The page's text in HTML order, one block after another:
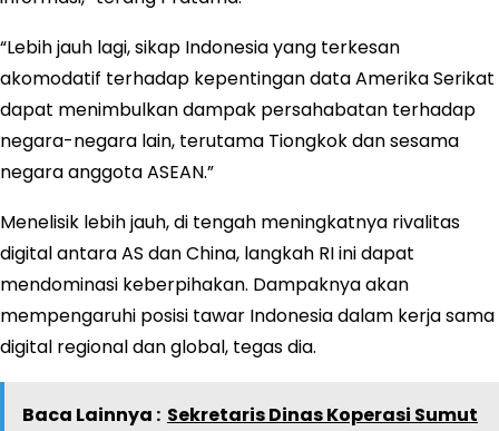
“Lebih jauh lagi, sikap Indonesia yang terkesan
akomodatif terhadap kepentingan data Amerika Serikat
dapat menimbulkan dampak persahabatan terhadap
negara-negara lain, terutama Tiongkok dan sesama
negara anggota ASEAN.”
Menelisik lebih jauh, di tengah meningkatnya rivalitas
digital antara AS dan China, langkah RI ini dapat
mendominasi keberpihakan. Dampaknya akan
mempengaruhi posisi tawar Indonesia dalam kerja sama
digital regional dan global, tegas dia.
Baca Lainnya : Sekretaris Dinas Koperasi Sumut